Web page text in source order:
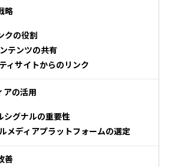
略
クの役割
テンツの共有
ィサイトからのリンク
アの活用
シグナルの重要性
メディアプラットフォームの選定
善